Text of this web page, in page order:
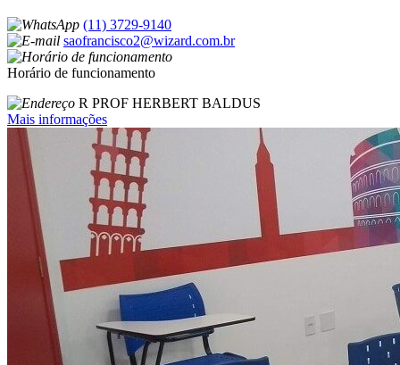
(11) 3729-9140
saofrancisco2@wizard.com.br
Horário de funcionamento
R PROF HERBERT BALDUS
Mais informações